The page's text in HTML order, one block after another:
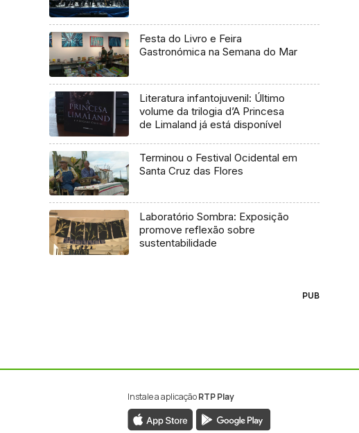
Festa do Livro e Feira
Gastronómica na Semana do Mar
Literatura infantojuvenil: Último
volume da trilogia d’A Princesa
de Limaland já está disponível
Terminou o Festival Ocidental em
Santa Cruz das Flores
Laboratório Sombra: Exposição
promove reflexão sobre
sustentabilidade
PUB
Instale a aplicaçãoRTP Play